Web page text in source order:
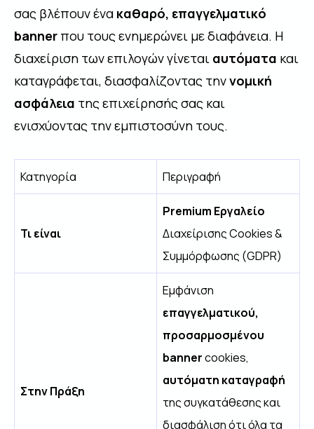
σας βλέπουν ένα καθαρό, επαγγελματικό
banner που τους ενημερώνει με διαφάνεια. Η
διαχείριση των επιλογών γίνεται αυτόματα και
καταγράφεται, διασφαλίζοντας τηννομική
ασφάλεια της επιχείρησής σας και
ενισχύοντας την εμπιστοσύνη τους.
Κατηγορία Περιγραφή
Τι είναι
Premium Εργαλείο
Διαχείρισης Cookies &
Συμμόρφωσης (GDPR)
Στην Πράξη
Εμφάνιση
επαγγελματικού,
προσαρμοσμένου
bannercookies,
αυτόματη καταγραφή
της συγκατάθεσης και
διασφάλιση ότι όλα τα